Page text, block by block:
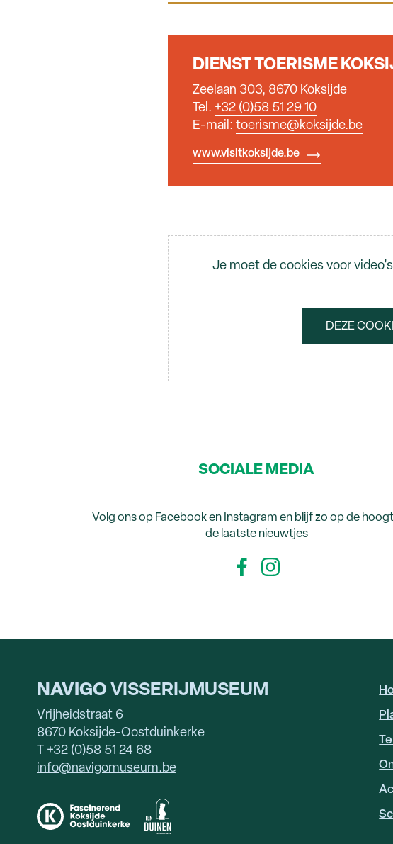
DIENST TOERISME
Zeelaan 303, 8670 Koksijde
Tel. +32 (0)58 51 29 10
E-mail: toerisme@koksijde.be
www.visitkoksijde.be
Video
Je moet de cookies voor
DEZE
SOCIALE MEDIA
Volg ons op Facebook en Instagram en blijf zo op de
de laatste nieuwtjes
NAVIGO VISSERIJMUSEUM
Vrijheidstraat 6
8670 Koksijde-Oostduinkerke
T +32 (0)58 51 24 68
info@navigomuseum.be